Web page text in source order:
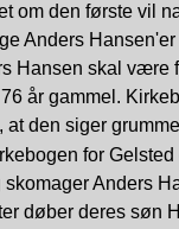
om den første vil
Anders
Hansen skal være
år gammel.
den siger
for
Anders
døber deres søn